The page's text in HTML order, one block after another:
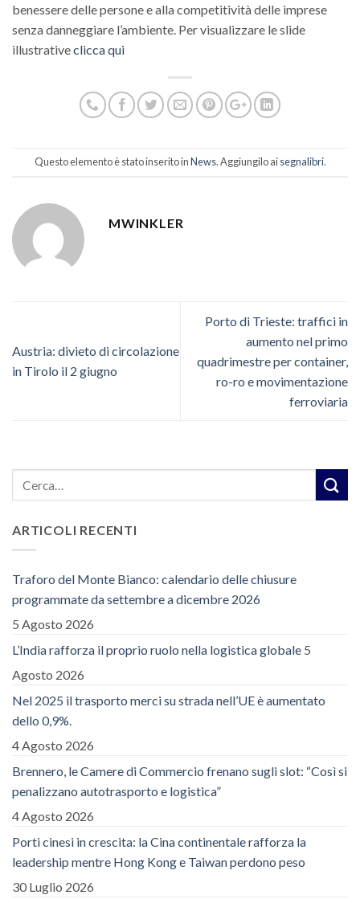
benessere delle persone e alla competitività delle imprese
senza danneggiare l’ambiente. Per visualizzare le slide
illustrativeclicca qui
Questo elemento è stato inserito inNews. Aggiungilo aisegnalibri.
MWINKLER
Austria: divieto di circolazione
in Tirolo il 2 giugno
Porto di Trieste: traffici in
aumento nel primo
quadrimestre per container,
ro-ro e movimentazione
ferroviaria
ARTICOLI RECENTI
Traforo del Monte Bianco: calendario delle chiusure
programmate da settembre a dicembre 2026
5 Agosto 2026
L’India rafforza il proprio ruolo nella logistica globale 5
Agosto 2026
Nel 2025 il trasporto merci su strada nell’UE è aumentato
dello 0,9%.
4 Agosto 2026
Brennero, le Camere di Commercio frenano sugli slot: “Così si
penalizzano autotrasporto e logistica”
4 Agosto 2026
Porti cinesi in crescita: la Cina continentale rafforza la
leadership mentre Hong Kong e Taiwan perdono peso
30 Luglio 2026